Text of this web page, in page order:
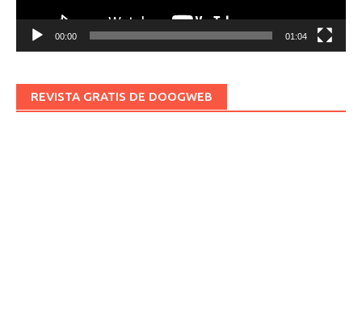
00:00 01:04
REVISTA GRATIS DE DOOGWEB